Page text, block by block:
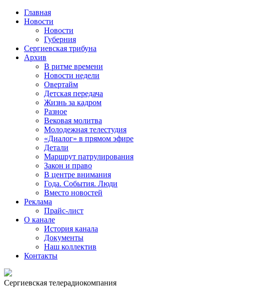
Главная
Новости
Новости
Губерния
Сергиевская трибуна
Архив
В ритме времени
Новости недели
Овертайм
Детская передача
Жизнь за кадром
Разное
Вековая молитва
Молодежная телестудия
«Диалог» в прямом эфире
Детали
Маршрут патрулирования
Закон и право
В центре внимания
Года. События. Люди
Вместо новостей
Реклама
Прайс-лист
О канале
История канала
Документы
Наш коллектив
Контакты
Сергиевская телерадиокомпания